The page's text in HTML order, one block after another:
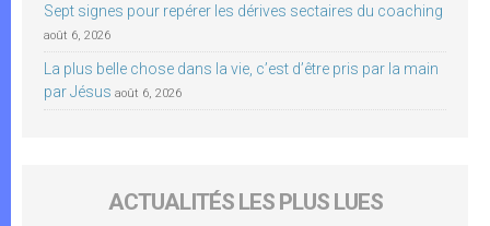
Sept signes pour repérer les dérives sectaires du coaching
août 6, 2026
La plus belle chose dans la vie, c’est d’être pris par la main
par Jésus août 6, 2026
ACTUALITÉS LES PLUS LUES